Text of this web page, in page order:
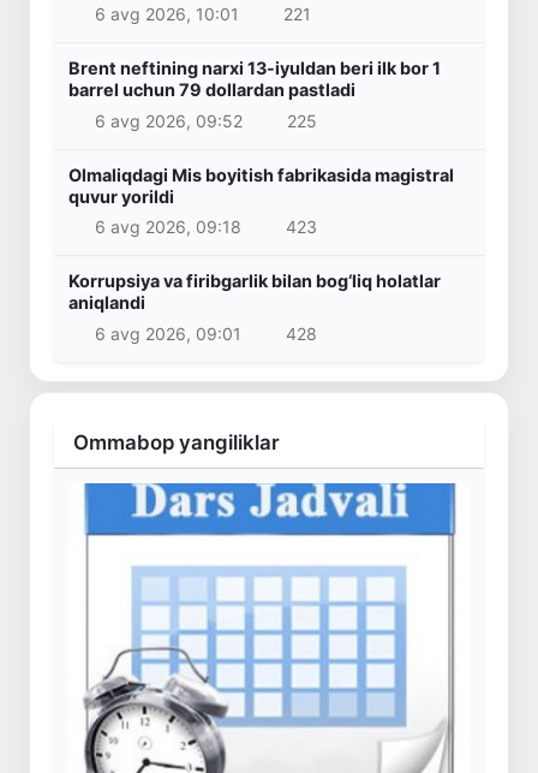
6 avg 2026, 10:01
221
Brent neftining narxi 13-iyuldan beri ilk bor 1
barrel uchun 79 dollardan pastladi
6 avg 2026, 09:52
225
Olmaliqdagi Mis boyitish fabrikasida magistral
quvur yorildi
6 avg 2026, 09:18
423
Korrupsiya va firibgarlik bilan bog‘liq holatlar
aniqlandi
6 avg 2026, 09:01
428
Ommabop yangiliklar